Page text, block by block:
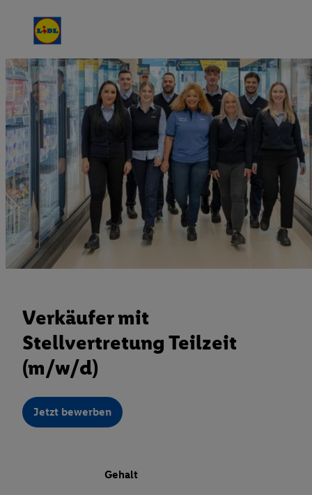
Verkäufer mit
Stellvertretung Teilzeit
(m/w/d)
Jetzt bewerben
Gehalt